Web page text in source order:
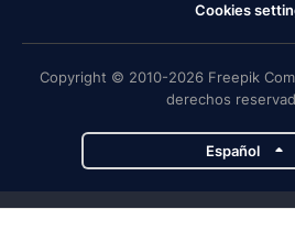
Cookies
Copyright © 2010-2026 Freepik
derechos
Español